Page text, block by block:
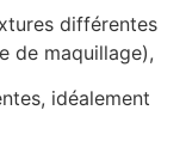
différentes
de maquillage),
idéalement